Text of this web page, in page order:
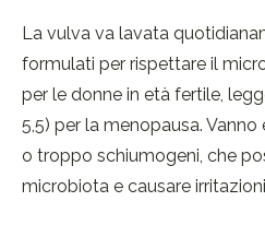
La vulva va lavata
formulati per rispettare il
per le donne in età fertile,
5,5) per la menopausa.
o troppo schiumogeni, che
microbiota e causare